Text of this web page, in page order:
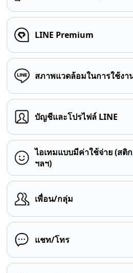
LINE Premium
สภาพแวดล้อมในการใช้งา
บัญชีและโปรไฟล์ LINE
ไอเทมแบบมีค่าใช้จ่าย (สติ
ฯลฯ)
เพื่อน/กลุ่ม
แชท/โทร